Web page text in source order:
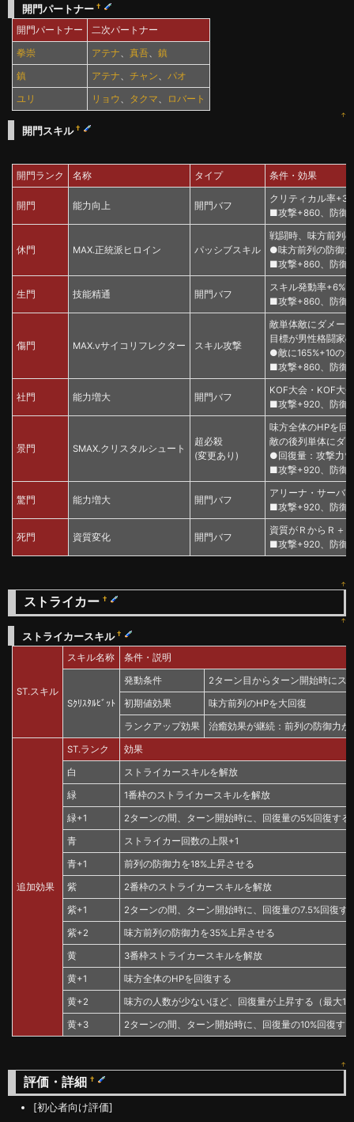
開門パートナー †
開門パートナー 二次パートナー
拳崇 アテナ、 真吾、 鎮
鎮 アテナ、 チャン、 パオ
ユリ リョウ、 タクマ、 ロバート
↑
開門スキル†
開門ランク 名称 タイプ 条件・効果
開門 能力向上 開門バフ
クリティカル率
■攻撃+860、防御
休門 MAX.正統派ヒロイン パッシブスキル
戦闘時、味方前列
●味方前列の防御
■攻撃+860、防御
生門 技能精通 開門バフ
スキル発動率+6%。
■攻撃+860、防御
傷門 MAX.νサイコリフレクター スキル攻撃
敵単体敵にダメー
目標が男性格闘家
●敵に165%+10の
■攻撃+860、防御
社門 能力増大 開門バフ
KOF大会・KOF大
■攻撃+920、防御
景門 SMAX.クリスタルシュート
超必殺
(変更あり)
味方全体のHPを回
敵の後列単体にダ
●回復量：攻撃力
■攻撃+920、防御
驚門 能力増大 開門バフ
アリーナ・サーバ
■攻撃+920、防御
死門 資質変化 開門バフ
資質がＲからＲ＋
■攻撃+920、防御
↑
ストライカー †
↑
ストライカースキル†
ST.スキル
スキル名称 条件・説明
Sｸﾘｽﾀﾙﾋﾞｯﾄ
発動条件 2ターン目からターン開始時にス
初期値効果 味方前列のHPを大回復
ランクアップ効果 治癒効果が継続：前列の防御力
追加効果
ST.ランク 効果
白 ストライカースキルを解放
緑 1番枠のストライカースキルを解放
緑+1 2ターンの間、ターン開始時に、回復量の5%回復する
青 ストライカー回数の上限+1
青+1 前列の防御力を18%上昇させる
紫 2番枠のストライカースキルを解放
紫+1 2ターンの間、ターン開始時に、回復量の7.5%回復す
紫+2 味方前列の防御力を35%上昇させる
黄 3番枠ストライカースキルを解放
黄+1 味方全体のHPを回復する
黄+2 味方の人数が少ないほど、回復量が上昇する（最大
黄+3 2ターンの間、ターン開始時に、回復量の10%回復する
↑
評価・詳細 †
[初心者向け評価]